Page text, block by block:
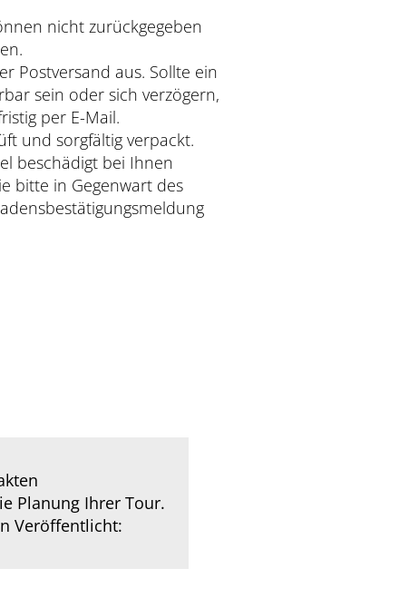
nicht zurückgegeben
Postversand aus. Sollte ein
sein oder sich verzögern,
per E-Mail.
und sorgfältig verpackt.
beschädigt bei Ihnen
bitte in Gegenwart des
Planung Ihrer Tour.
Veröffentlicht: